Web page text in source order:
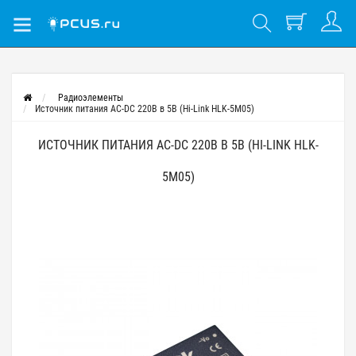
Радиоэлементы
Источник питания AC-DC 220В в 5В (Hi-Link HLK-5M05)
ИСТОЧНИК ПИТАНИЯ AC-DC 220В В 5В (HI-LINK HLK-
5M05)